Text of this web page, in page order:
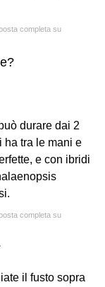
completa su
durare dai 2
ha tra le mani e
e con ibridi
completa su
il fusto sopra